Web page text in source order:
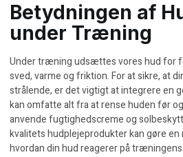
Betydningen af
under Træning
Under træning udsættes vores hud for
sved, varme og friktion. For at sikre, at
strålende, er det vigtigt at integrere en
kan omfatte alt fra at rense huden før
anvende fugtighedscreme og
kvalitets hudplejeprodukterkan gøre
hvordan din hud reagerer på træningens